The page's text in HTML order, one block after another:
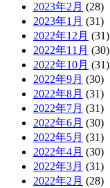
2023年2月 (28)
2023年1月 (31)
2022年12月 (31)
2022年11月 (30)
2022年10月 (31)
2022年9月 (30)
2022年8月 (31)
2022年7月 (31)
2022年6月 (30)
2022年5月 (31)
2022年4月 (30)
2022年3月 (31)
2022年2月 (28)